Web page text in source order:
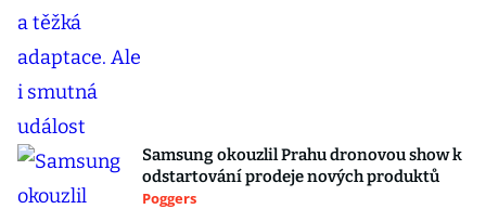
Samsung okouzlil Prahu dronovou show k
odstartování prodeje nových produktů
Poggers